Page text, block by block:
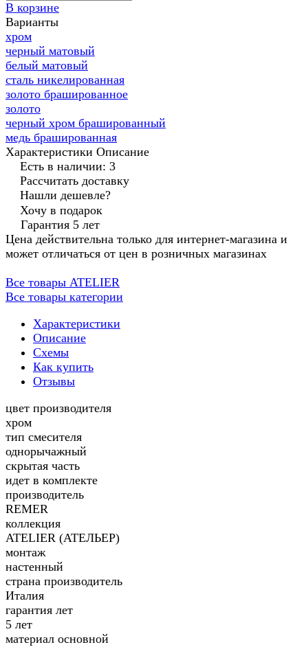
В корзине
Варианты
хром
черный матовый
белый матовый
сталь никелированная
золото брашированное
золото
черный хром брашированный
медь брашированная
Характеристики Описание
Есть в наличии: 3
Рассчитать доставку
Нашли дешевле?
Хочу в подарок
Гарантия 5 лет
Цена действительна только для интернет-магазина и
может отличаться от цен в розничных магазинах
Все товары ATELIER
Все товары категории
Характеристики
Описание
Схемы
Как купить
Отзывы
цвет производителя
хром
тип смесителя
однорычажный
скрытая часть
идет в комплекте
производитель
REMER
коллекция
ATELIER (АТЕЛЬЕР)
монтаж
настенный
страна производитель
Италия
гарантия лет
5 лет
материал основной